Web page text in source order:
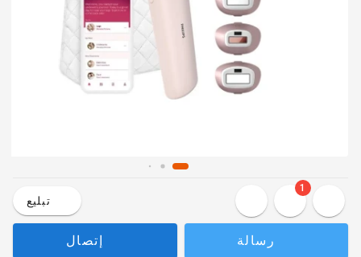
1
تبليع
رسالة إتصال